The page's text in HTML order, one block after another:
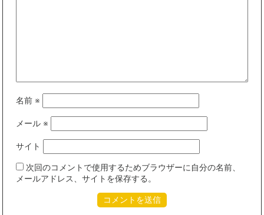
名前 ※
メール ※
サイト
次回のコメントで使用するためブラウザーに自分の名前、
メールアドレス、サイトを保存する。